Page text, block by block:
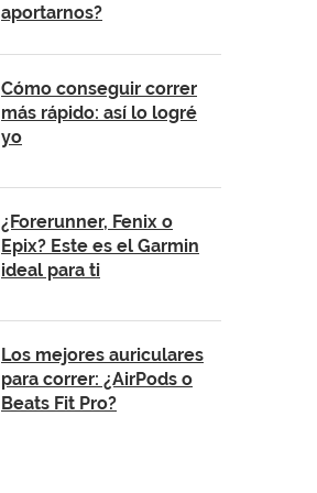
aportarnos?
Cómo conseguir correr
más rápido: así lo logré
yo
¿Forerunner, Fenix o
Epix? Este es el Garmin
ideal para ti
Los mejores auriculares
para correr: ¿AirPods o
Beats Fit Pro?